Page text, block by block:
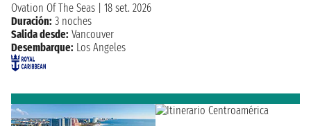
Ovation Of The Seas
18 set. 2026
Duración: 3 noches
Salida desde: Vancouver
Desembarque: Los Angeles